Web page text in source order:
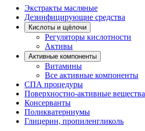
Экстракты масляные
Дезинфицирующие средства
Кислоты и щёлочи
Регуляторы кислотности
Активы
Активные компоненты
Витамины
Все активные компоненты
СПА процедуры
Поверхностно-активные вещества
Консерванты
Поликватерниумы
Глицерин, пропиленгликоль